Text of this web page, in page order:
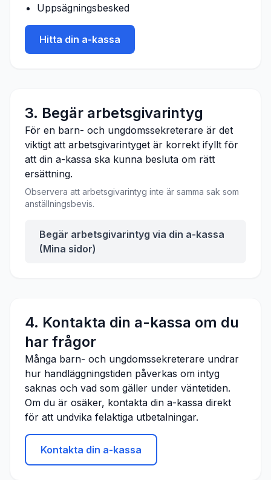
Uppsägningsbesked
Hitta din a-kassa
3. Begär arbetsgivarintyg
För en barn- och ungdomssekreterare är det
viktigt att arbetsgivarintyget är korrekt ifyllt för
att din a-kassa ska kunna besluta om rätt
ersättning.
Observera att arbetsgivarintyg inte är samma sak som
anställningsbevis.
Begär arbetsgivarintyg via din a-kassa
(Mina sidor)
4. Kontakta din a-kassa om du
har frågor
Många barn- och ungdomssekreterare undrar
hur handläggningstiden påverkas om intyg
saknas och vad som gäller under väntetiden.
Om du är osäker, kontakta din a-kassa direkt
för att undvika felaktiga utbetalningar.
Kontakta din a-kassa